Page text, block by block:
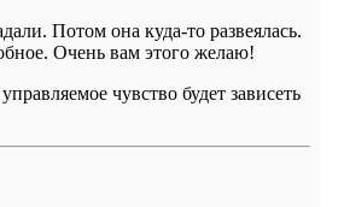
Потом она куда-то развеялась.
Очень вам этого желаю!
чувство будет зависеть